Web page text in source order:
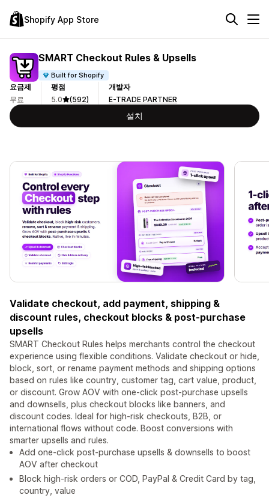
Shopify App Store
SMART Checkout Rules & Upsells
Built for Shopify
요금제
무료
평점
5.0
(592)
개발자
E-TRADE PARTNER
설치
Validate checkout, add payment, shipping &
discount rules, checkout blocks & post-purchase
upsells
SMART Checkout Rules helps merchants control the checkout
experience using flexible conditions. Validate checkout or hide,
block, sort, or rename payment methods and shipping options
based on rules like country, customer tag, cart value, product,
or discount. Grow AOV with one-click post-purchase upsells
and downsells, plus checkout blocks like banners, and
discount codes. Ideal for high-risk checkouts, B2B, or
international flows without code. Boost conversions with
smarter upsells and rules.
Add one-click post-purchase upsells & downsells to boost
AOV after checkout
Block high-risk orders or COD, PayPal & Credit Card by tag,
country, value